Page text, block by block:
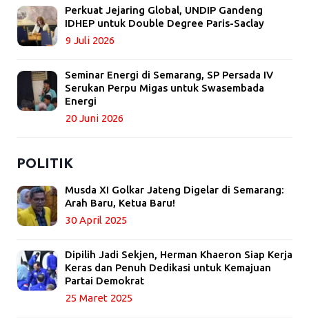
Perkuat Jejaring Global, UNDIP Gandeng
IDHEP untuk Double Degree Paris-Saclay
9 Juli 2026
Seminar Energi di Semarang, SP Persada IV
Serukan Perpu Migas untuk Swasembada
Energi
20 Juni 2026
POLITIK
Musda XI Golkar Jateng Digelar di Semarang:
Arah Baru, Ketua Baru!
30 April 2025
Dipilih Jadi Sekjen, Herman Khaeron Siap Kerja
Keras dan Penuh Dedikasi untuk Kemajuan
Partai Demokrat
25 Maret 2025